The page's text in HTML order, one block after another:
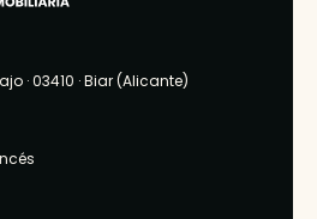
· 03410 ·Biar (Alicante)